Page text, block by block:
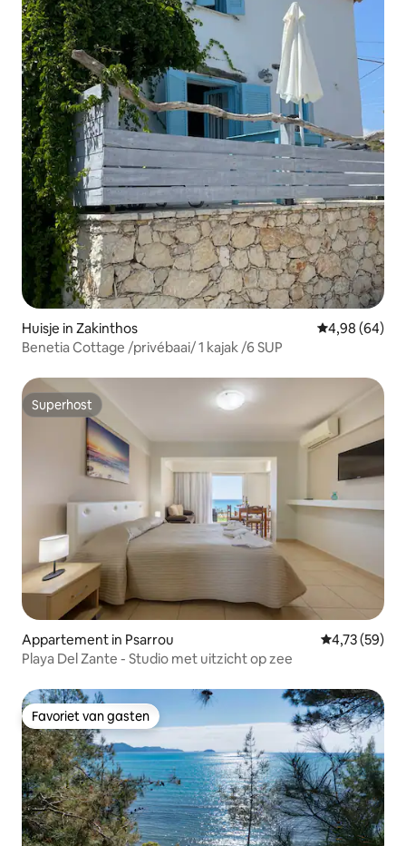
Huisje in Zakinthos Gemiddelde
4,98 (64)
Benetia Cottage /privébaai/ 1 kajak /6 SUP
Superhost
Superhost
Appartement in Psarrou Gemiddelde
4,73 (59)
Playa Del Zante - Studio met uitzicht op zee
Favoriet van gasten
Favoriet van gasten